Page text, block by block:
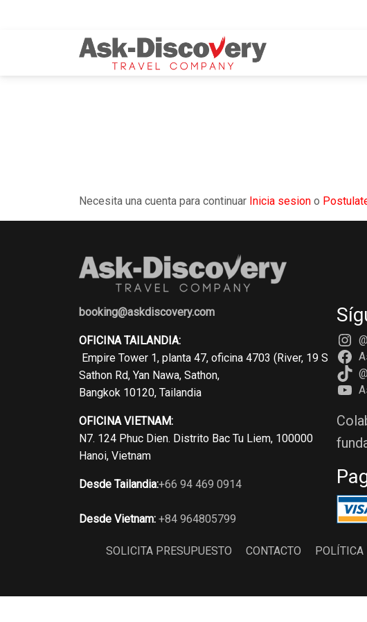
Necesita una cuenta para continuar Inicia sesion o
booking@askdiscovery.com
OFICINA TAILANDIA:
Empire Tower 1, planta 47, oficina 4703 (River, 19 S
Sathon Rd, Yan Nawa, Sathon,
Bangkok 10120, Tailandia
OFICINA VIETNAM:
N7. 124 Phuc Dien. Distrito Bac Tu Liem, 100000
Hanoi, Vietnam
Desde Tailandia:+66 94 469 0914
Desde Vietnam: +84 964805799
SOLICITA PRESUPUESTO CONTACTO POLÍTICA